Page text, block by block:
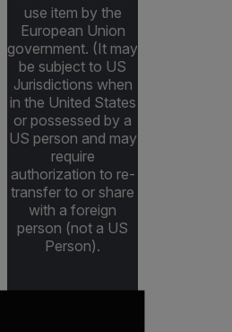
use item by the
European Union
government. (It may
be subject to US
Jurisdictions when
in the United States
or possessed by a
US person and may
require
authorization to re-
transfer to or share
with a foreign
person (not a US
Person).